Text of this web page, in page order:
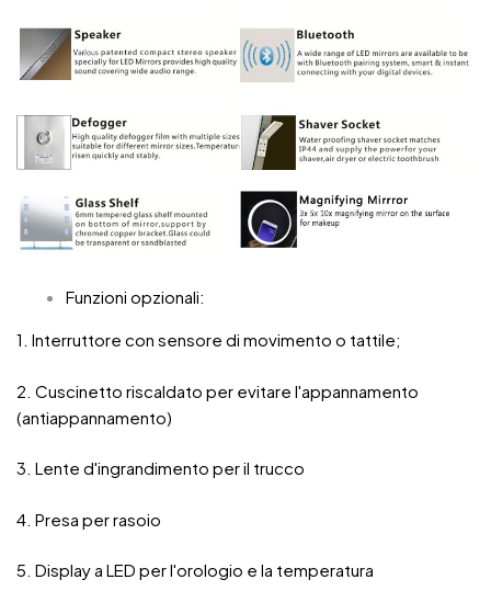
Funzioni opzionali:
1. Interruttore con sensore di movimento o tattile;
2. Cuscinetto riscaldato per evitare l'appannamento
(antiappannamento)
3. Lente d'ingrandimento per il trucco
4. Presa per rasoio
5. Display a LED per l'orologio e la temperatura